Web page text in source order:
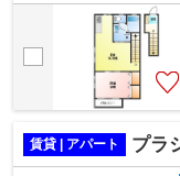
買い物に便利です。東海
賃貸 | アパート プラ